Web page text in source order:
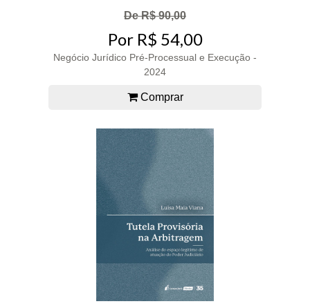
De R$ 90,00
Por R$ 54,00
Negócio Jurídico Pré-Processual e Execução -
2024
Comprar